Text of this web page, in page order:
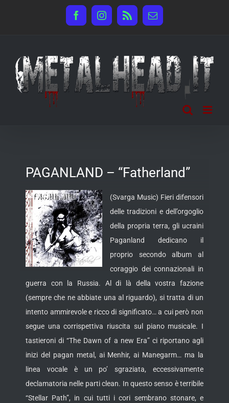
FacebookInstagram
Rss Email
PAGANLAND – “Fatherland”
(Svarga Music) Fieri difensori
delle tradizioni e dell’orgoglio
della propria terra, gli ucraini
Paganland dedicano il
proprio secondo album al
coraggio dei connazionali in
guerra con la Russia. Al di là della vostra fazione
(sempre che ne abbiate una al riguardo), si tratta di un
intento ammirevole e ricco di significato… a cui però non
segue una corrispettiva riuscita sul piano musicale. I
tastieroni di “The Dawn of a new Era” ci riportano agli
inizi del pagan metal, ai Menhir, ai Manegarm… ma la
linea vocale è un po’ sgraziata, eccessivamente
declamatoria nelle parti clean. In questo senso è terribile
“Stellar Path”, in cui tutti i cori sembrano stonare, e